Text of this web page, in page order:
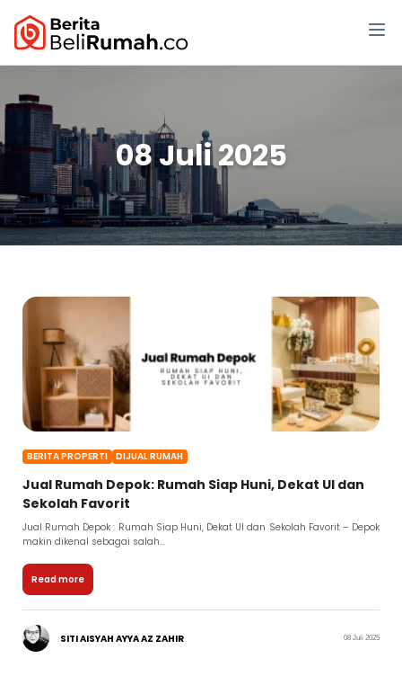
08 Juli 2025
BERITA PROPERTI DIJUAL RUMAH
Jual Rumah Depok: Rumah Siap Huni, Dekat UI dan
Sekolah Favorit
Jual Rumah Depok : Rumah Siap Huni, Dekat UI dan Sekolah Favorit – Depok
makin dikenal sebagai salah...
Read more
SITI AISYAH AYYA AZ ZAHIR 08 Juli 2025